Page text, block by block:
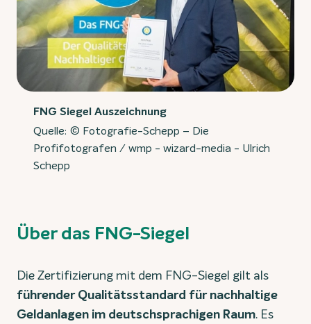
FNG Siegel Auszeichnung
Quelle: © Fotografie-Schepp – Die
Profifotografen / wmp - wizard-media - Ulrich
Schepp
Über das FNG-Siegel
Die Zertifizierung mit dem FNG-Siegel gilt als
führender Qualitätsstandard für nachhaltige
Geldanlagen im deutschsprachigen Raum. Es